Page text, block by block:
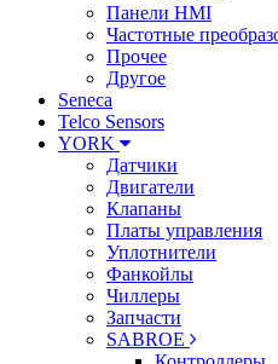
Панели HMI
Частотные
Прочее
Другое
Seneca
Telco Sensors
YORK
Датчики
Двигатели
Клапаны
Платы управления
Уплотнители
Фанкойлы
Чиллеры
Запчасти
SABROE